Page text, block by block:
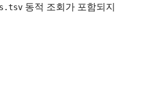
동적 조회가 포함되지